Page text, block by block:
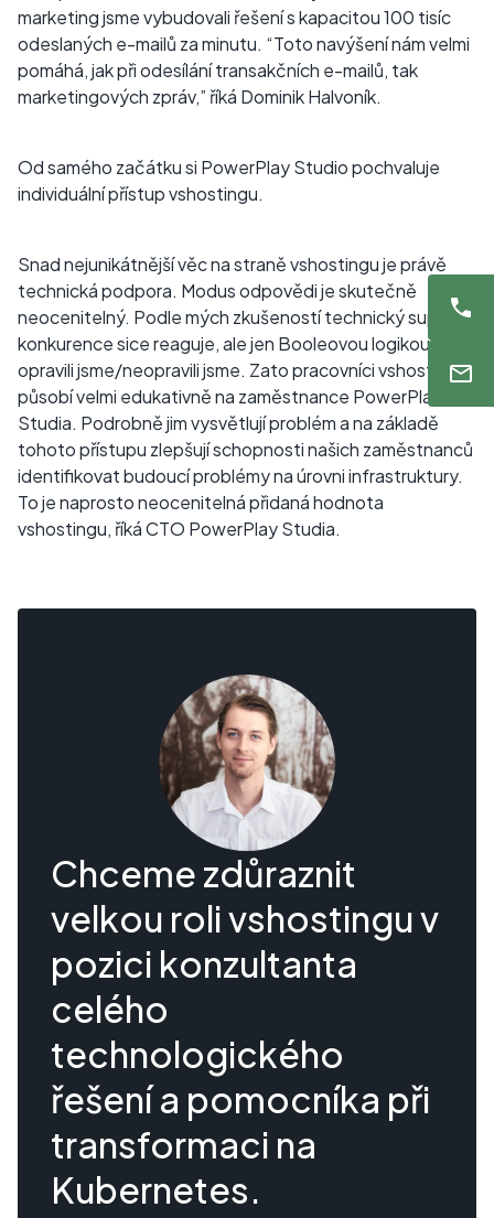
marketing jsme vybudovali řešení s kapacitou 100 tisíc
odeslaných e-mailů za minutu. “Toto navýšení nám velmi
pomáhá, jak při odesílání transakčních e-mailů, tak
marketingových zpráv,” říká Dominik Halvoník.
Od samého začátku si PowerPlay Studio pochvaluje
individuální přístup vshostingu.
Snad nejunikátnější věc na straně vshostingu je právě
technická podpora. Modus odpovědi je skutečně
neocenitelný. Podle mých zkušeností technický support
konkurence sice reaguje, ale jen Booleovou logikou –⁠
opravili jsme/neopravili jsme. Zato pracovníci vshostingu
působí velmi edukativně na zaměstnance PowerPlay
Studia. Podrobně jim vysvětlují problém a na základě
tohoto přístupu zlepšují schopnosti našich zaměstnanců
identifikovat budoucí problémy na úrovni infrastruktury.
To je naprosto neocenitelná přidaná hodnota
vshostingu, říká CTO PowerPlay Studia.
Chceme zdůraznit
velkou roli vshostingu v
pozici konzultanta
celého
technologického
řešení a pomocníka při
transformaci na
Kubernetes.